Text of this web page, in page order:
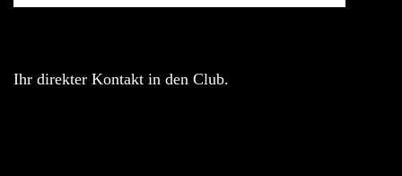
Ihr direkter Kontakt in den Club.